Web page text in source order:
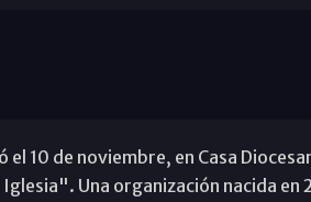
el 10 de noviembre, en Casa
Una organización nacida en